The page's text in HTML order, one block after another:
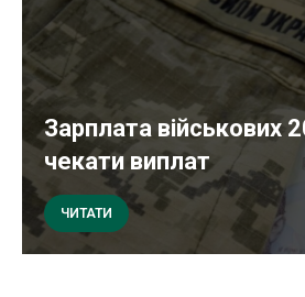
Зарплата військових
чекати виплат
ЧИТАТИ